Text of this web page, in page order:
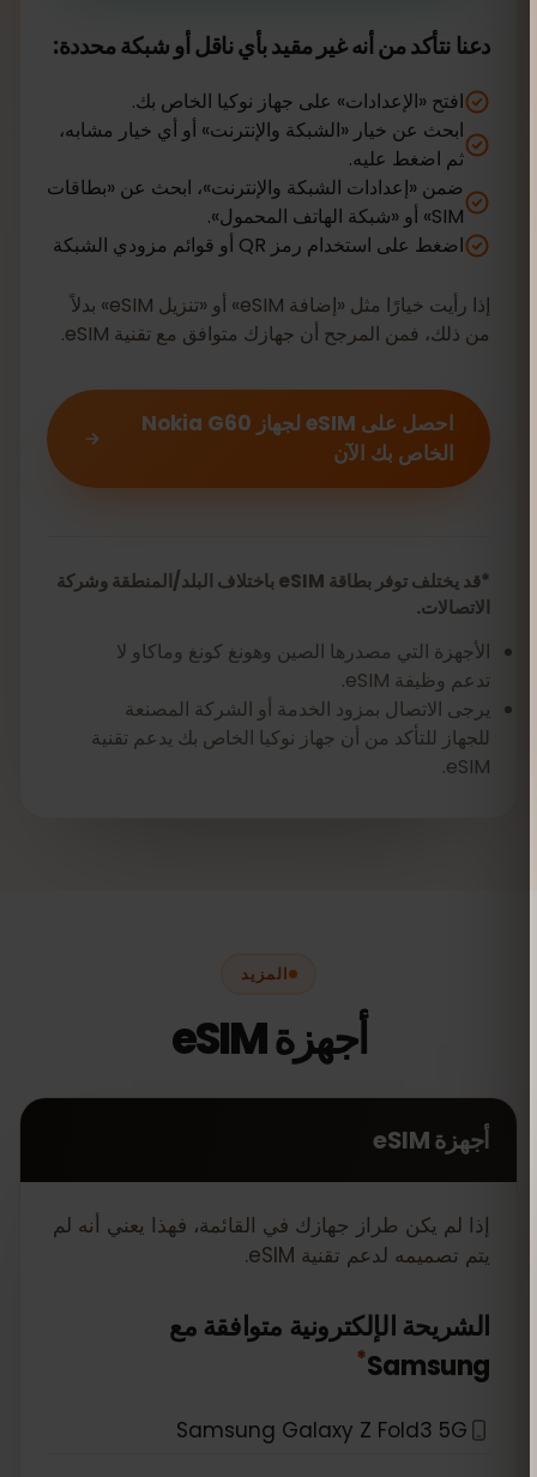
دعنا نتأكد من أنه غير مقيد بأي ناقل أو شبكة محددة:
افتح «الإعدادات» على جهاز نوكيا الخاص بك.
ابحث عن خيار «الشبكة والإنترنت» أو أي خيار مشابه،
ثم اضغط عليه.
ضمن «إعدادات الشبكة والإنترنت»، ابحث عن «بطاقات
SIM» أو «شبكة الهاتف المحمول».
اضغط على استخدام رمز QR أو قوائم مزودي الشبكة
إذا رأيت خيارًا مثل «إضافة eSIM» أو «تنزيل eSIM» بدلاً
من ذلك، فمن المرجح أن جهازك متوافق مع تقنية eSIM.
احصل على eSIM لجهاز Nokia G60
الخاص بك الآن
*قد يختلف توفر بطاقة eSIM باختلاف البلد/المنطقة وشركة
الاتصالات.
الأجهزة التي مصدرها الصين وهونغ كونغ وماكاو لا
تدعم وظيفة eSIM.
يرجى الاتصال بمزود الخدمة أو الشركة المصنعة
للجهاز للتأكد من أن جهاز نوكيا الخاص بك يدعم تقنية
eSIM.
المزيد
أجهزة eSIM
أجهزة eSIM
إذا لم يكن طراز جهازك في القائمة، فهذا يعني أنه لم
يتم تصميمه لدعم تقنية eSIM.
الشريحة الإلكترونية متوافقة مع
Samsung
*
Samsung Galaxy Z Fold3 5G